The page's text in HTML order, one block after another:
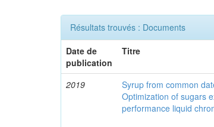
Résultats trouvés : Documents
Date de
publication
Titre
2019
Syrup from common
Optimization of sugars
performance liquid